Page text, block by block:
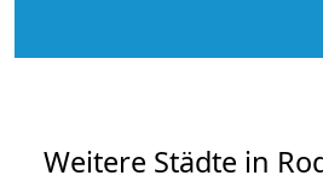
Weitere Städte in